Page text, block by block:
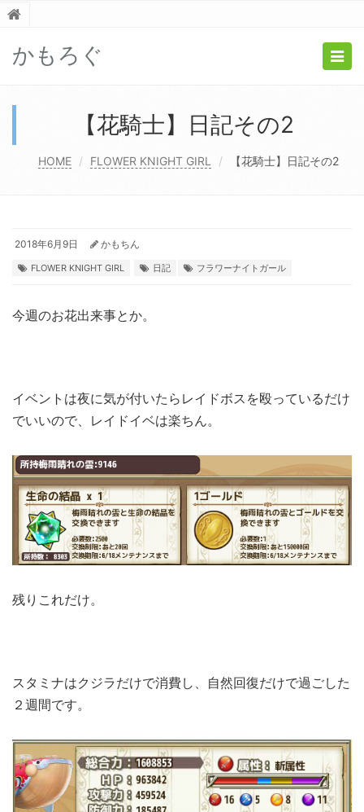
かもろぐ
【花騎士】日記その2
HOME FLOWER KNIGHT GIRL 【花騎士】日記その2
2018年6月9日 かもちん
FLOWER KNIGHT GIRL 日記 フラワーナイトガール
今週のお花出来事とか。
イベントは夜に気が付いたらレイドボスを殴っているだけ
でいいので、レイドイベは楽ちん。
残りこれだけ。
スタミナはクジラだけで消費し、自然回復だけで過ごした
２週間です。